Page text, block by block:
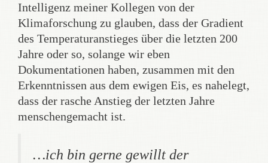
Intelligenz meiner Kollegen von der
Klimaforschung zu glauben, dass der Gradient
des Temperaturanstieges über die letzten 200
Jahre oder so, solange wir eben
Dokumentationen haben, zusammen mit den
Erkenntnissen aus dem ewigen Eis, es nahelegt,
dass der rasche Anstieg der letzten Jahre
menschengemacht ist.
…ich bin gerne gewillt der